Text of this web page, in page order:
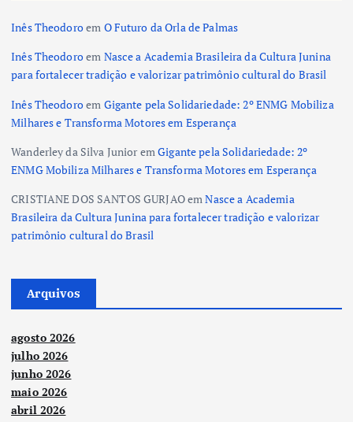
Inês Theodoroem O Futuro da Orla de Palmas
Inês Theodoroem Nasce a Academia Brasileira da Cultura Junina
para fortalecer tradição e valorizar patrimônio cultural do Brasil
Inês Theodoroem Gigante pela Solidariedade: 2º ENMG Mobiliza
Milhares e Transforma Motores em Esperança
Wanderley da Silva JunioremGigante pela Solidariedade: 2º
ENMG Mobiliza Milhares e Transforma Motores em Esperança
CRISTIANE DOS SANTOS GURJAOemNasce a Academia
Brasileira da Cultura Junina para fortalecer tradição e valorizar
patrimônio cultural do Brasil
Arquivos
agosto 2026
julho 2026
junho 2026
maio 2026
abril 2026